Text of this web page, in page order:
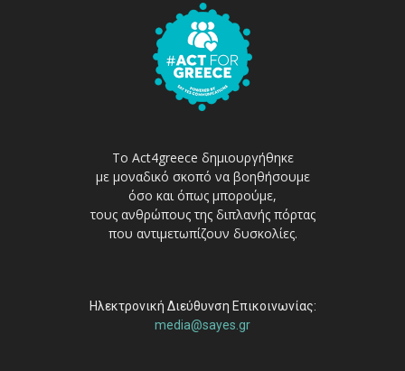
Το Act4greece δημιουργήθηκε
με μοναδικό σκοπό να βοηθήσουμε
όσο και όπως μπορούμε,
τους ανθρώπους της διπλανής πόρτας
που αντιμετωπίζουν δυσκολίες.
Ηλεκτρονική Διεύθυνση Επικοινωνίας:
media@sayes.gr